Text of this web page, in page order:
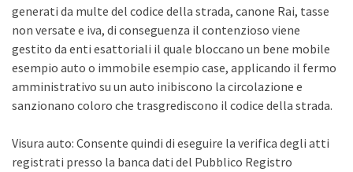
generati da multe del codice della strada, canone Rai, tasse
non versate e iva, di conseguenza il contenzioso viene
gestito da enti esattoriali il quale bloccano un bene mobile
esempio auto o immobile esempio case, applicando il fermo
amministrativo su un auto inibiscono la circolazione e
sanzionano coloro che trasgrediscono il codice della strada.
Visura auto: Consente quindi di eseguire la verifica degli atti
registrati presso la banca dati del Pubblico Registro